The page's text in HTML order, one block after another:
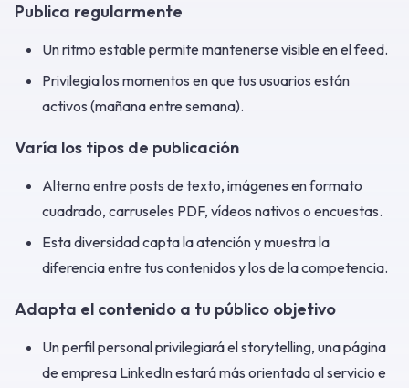
Publica regularmente
Un ritmo estable permite mantenerse visible en el feed.
Privilegia los momentos en que tus usuarios están
activos (mañana entre semana).
Varía los tipos de publicación
Alterna entre posts de texto, imágenes en formato
cuadrado, carruseles PDF, vídeos nativos o encuestas.
Esta diversidad capta la atención y muestra la
diferencia entre tus contenidos y los de la competencia.
Adapta el contenido a tu público objetivo
Un perfil personal privilegiará el storytelling, una página
de empresa LinkedIn estará más orientada al servicio e